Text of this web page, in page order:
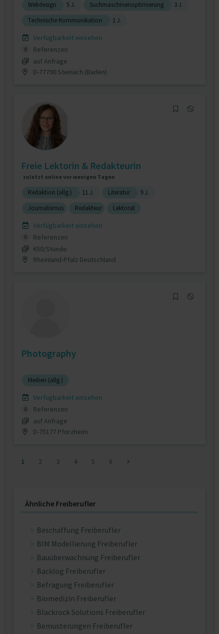
Webdesign 5 J. Suchmaschinenoptimierung
3 J.
Technische Kommunikation
1 J.
Verfügbarkeit einsehen
0
Referenzen
auf Anfrage
D-77790 Steinach (Baden)
Freie Lektorin & Redakteurin
zuletzt online vor wenigen Tagen
Redaktion (allg.) 11 J. Literatur
9 J.
Journalismus
Redakteur Lektorat
Verfügbarkeit einsehen
0
Referenzen
€50/Stunde
Rheinland-Pfalz Deutschland
Photography
Medien (allg.)
Verfügbarkeit einsehen
0
Referenzen
auf Anfrage
D-75177 Pforzheim
1 2 3 4 5 6
Ähnliche Freiberufler
Beschaffung Freiberufler
BIM Modellierung Freiberufler
Bauüberwachnung Freiberufler
Backlog Freiberufler
Befragung Freiberufler
Biomedizin Freiberufler
Blackrock Solutions Freiberufler
Bemusterungen Freiberufler